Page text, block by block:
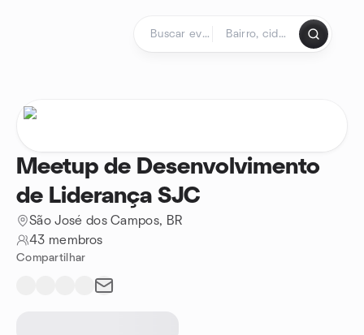
Meetup de Desenvolvimento
de Liderança SJC
São José dos Campos, BR
43 membros
Compartilhar